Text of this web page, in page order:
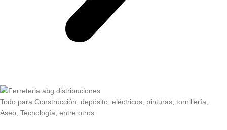
Todo para Construcción, depósito, eléctricos, pinturas, tornillería,
Aseo, Tecnología, entre otros